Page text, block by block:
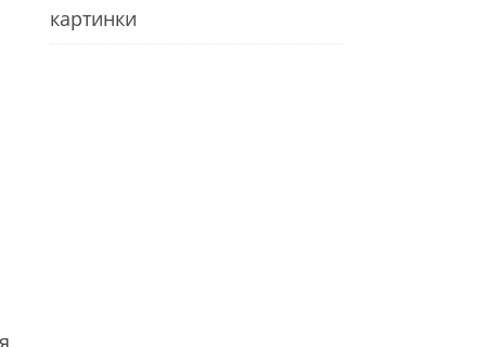
картинки